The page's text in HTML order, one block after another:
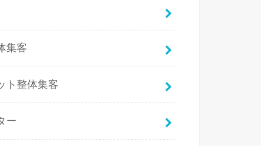
集客
ト整体集客
ー